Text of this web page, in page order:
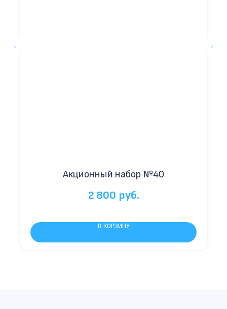
Акционный набор №40
2 800 руб.
В КОРЗИНУ